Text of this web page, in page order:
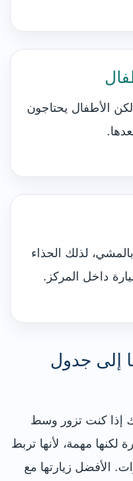
الأطفال يحتاجون
لذلك الحذاء
داخل المركز.
إلى جدول
إذا كنت تزور وسط
مهمة، لأنها تربط
الأفضل زيارتها مع